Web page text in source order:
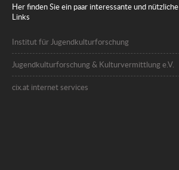
Her finden Sie ein paar interessante und nützliche
Links
Institut für Jugendkulturforschung
Jugendkulturforschung & Kulturvermittlung e.V.
cix.at internet services